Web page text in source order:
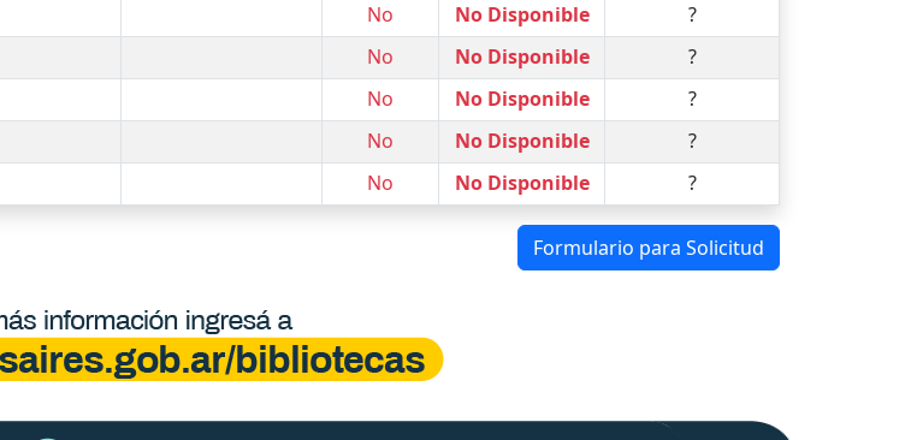
No No Disponible
?
No No Disponible
?
No No Disponible
?
No No Disponible
?
No No Disponible ?
Formulario para Solicitud